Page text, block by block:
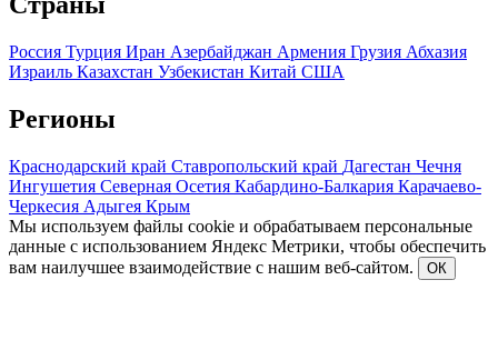
Россия Турция Иран Азербайджан Армения Грузия Абхазия
Израиль Казахстан Узбекистан Китай США
Регионы
Краснодарский край Ставропольский край Дагестан Чечня
Ингушетия Северная Осетия Кабардино-Балкария Карачаево-
Черкесия Адыгея Крым
Мы используем файлы cookie и обрабатываем персональные
данные с использованием Яндекс Метрики, чтобы обеспечить
вам наилучшее взаимодействие с нашим веб-сайтом.
ОК